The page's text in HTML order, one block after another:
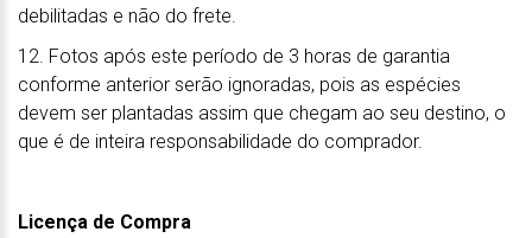
debilitadas e não do frete.
12. Fotos após este período de 3 horas de garantia
conforme anterior serão ignoradas, pois as espécies
devem ser plantadas assim que chegam ao seu destino, o
que é de inteira responsabilidade do comprador.
Licença de Compra